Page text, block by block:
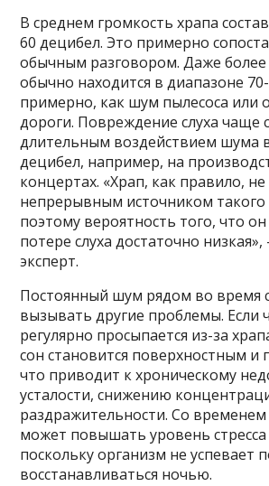
В среднем громкость храпа
60 децибел. Это примерно
обычным разговором. Даже более
обычно находится в диапазоне
примерно, как шум пылесоса или
дороги. Повреждение слуха чаще
длительным воздействием шума
децибел, например, на
концертах. «Храп, как правило, не
непрерывным источником такого
поэтому вероятность того, что
потере слуха достаточно
эксперт.
Постоянный шум рядом во время
вызывать другие проблемы. Если
регулярно просыпается из-за
сон становится поверхностным и
что приводит к хроническому
усталости, снижению
раздражительности. Со временем
может повышать уровень
поскольку организм не успевает
восстанавливаться ночью.